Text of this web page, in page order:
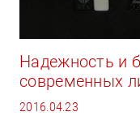
Надежность и
современных
2016.04.23